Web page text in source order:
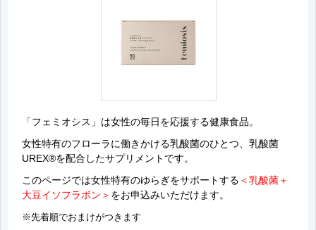
「フェミオシス」は女性の毎日を応援する健康食品。
女性特有のフローラに働きかける乳酸菌のひとつ、乳酸菌
UREX®を配合したサプリメントです。
このページでは女性特有のゆらぎをサポートする ＜乳酸菌＋
大豆イソフラボン＞ をお申込みいただけます。
※先着順でおまけがつきます